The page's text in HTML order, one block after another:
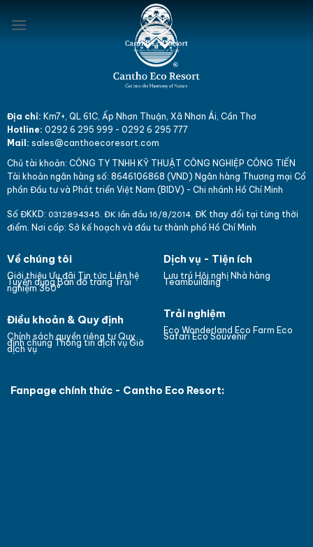
Địa chỉ: Km7+, QL 61C, Ấp Nhơn Thuận, Xã Nhơn Ái, Cần Thơ
Hotline: 0292 6 295 999 - 0292 6 295 777
Mail: sales@canthoecoresort.com
Chủ tài khoản: CÔNG TY TNHH KỸ THUẬT CÔNG NGHIỆP CÔNG TIẾN
Tài khoản ngân hàng số: 8646106868 (VND) Ngân hàng Thương mại Cổ
phần Đầu tư và Phát triển Việt Nam (BIDV) - Chi nhánh Hồ Chí Minh
Số ĐKKD: 0312894345. ĐK lần đầu 16/8/2014. ĐK thay đổi tại từng thời
điểm. Nơi cấp: Sở kế hoạch và đầu tư thành phố Hồ Chí Minh
Về chúng tôi
Giới thiệu Ưu đãi Tin tức Liên hệ
Tuyển dụng Bản đồ trang Trải
nghiệm 360°
Điều khoản & Quy định
Chính sách quyền riêng tư Quy
định chung Thông tin dịch vụ Giờ
dịch vụ
Dịch vụ - Tiện ích
Lưu trú Hội nghị Nhà hàng
Teambuilding
Trải nghiệm
Eco Wonderland Eco Farm Eco
SafariEco Souvenir
Fanpage chính thức - Cantho Eco Resort: